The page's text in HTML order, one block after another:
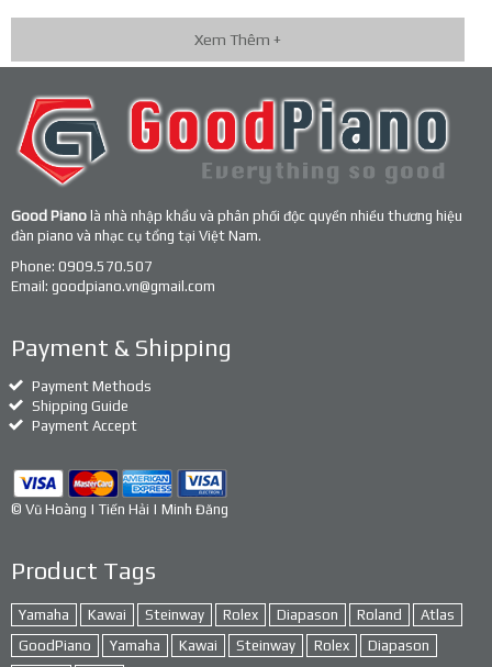
Xem Thêm +
Good Piano là nhà nhập khẩu và phân phối độc quyền nhiều thương hiệu
đàn piano và nhạc cụ tổng tại Việt Nam.
Phone: 0909.570.507
Email: goodpiano.vn@gmail.com
Payment & Shipping
Payment Methods
Shipping Guide
Payment Accept
© Vũ Hoàng | Tiến Hải | Minh Đăng
Product Tags
Yamaha Kawai Steinway Rolex Diapason Roland
Atlas
GoodPiano
Yamaha Kawai Steinway Rolex
Diapason